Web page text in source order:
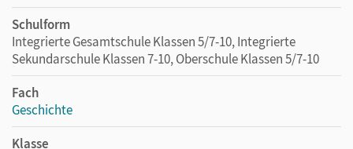
Schulform
Integrierte Gesamtschule Klassen 5/7-10, Integrierte
Sekundarschule Klassen 7-10, Oberschule Klassen 5/7-10
Fach
Geschichte
Klasse